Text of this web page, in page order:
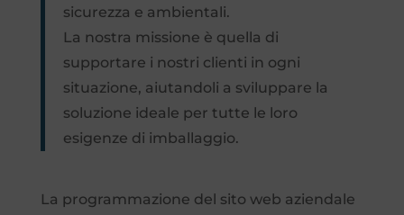
sicurezza e ambientali.
La nostra missione è quella di
supportare i nostri clienti in ogni
situazione, aiutandoli a sviluppare la
soluzione ideale per tutte le loro
esigenze di imballaggio.
La programmazione del sito web aziendale